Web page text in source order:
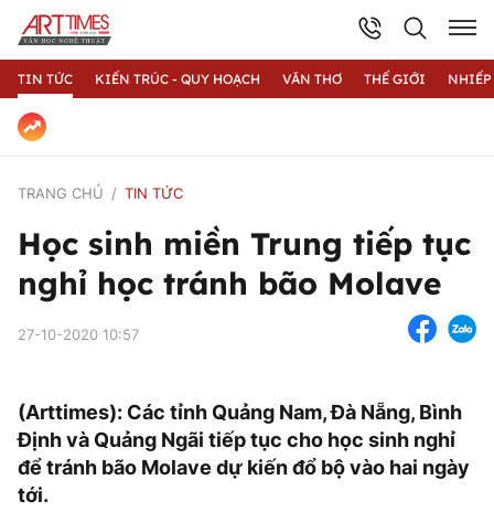
TIN TỨC KIẾN TRÚC - QUY HOẠCH VĂN THƠ THẾ GIỚI
TRANG CHỦ TIN TỨC
Học sinh miền Trung tiếp tục
nghỉ học tránh bão Molave
27-10-2020 10:57
(Arttimes): Các tỉnh Quảng Nam, Đà Nẵng, Bình
Định và Quảng Ngãi tiếp tục cho học sinh nghỉ
để tránh bão Molave dự kiến đổ bộ vào hai ngày
tới.